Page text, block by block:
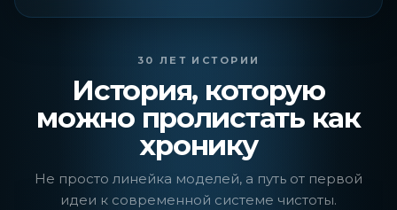
30 ЛЕТ ИСТОРИИ
История, которую
можно пролистать как
хронику
Не просто линейка моделей, а путь от первой
идеи к современной системе чистоты.